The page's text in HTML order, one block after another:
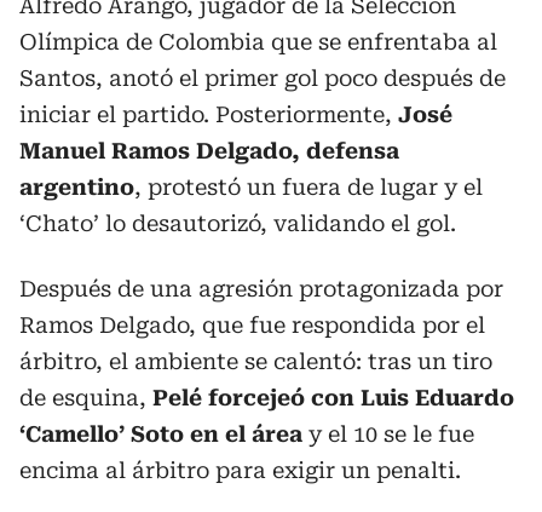
Alfredo Arango, jugador de la Selección
Olímpica de Colombia que se enfrentaba al
Santos, anotó el primer gol poco después de
iniciar el partido. Posteriormente, José
Manuel Ramos Delgado, defensa
argentino, protestó un fuera de lugar y el
‘Chato’ lo desautorizó, validando el gol.
Después de una agresión protagonizada por
Ramos Delgado, que fue respondida por el
árbitro, el ambiente se calentó: tras un tiro
de esquina, Pelé forcejeó con Luis Eduardo
‘Camello’ Soto en el área y el 10 se le fue
encima al árbitro para exigir un penalti.